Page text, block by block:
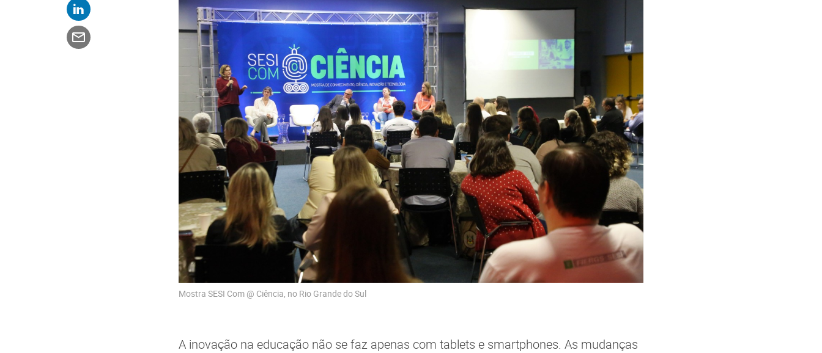
Mostra SESI Com @ Ciência, no Rio Grande do Sul
A inovação na educação não se faz apenas com tablets e smartphones. As mudanças